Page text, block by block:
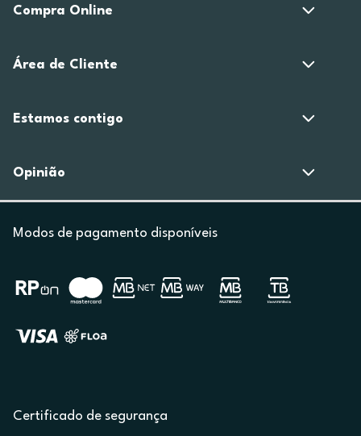
Compra Online
Área de Cliente
Estamos contigo
Opinião
Modos de pagamento disponíveis
Certificado de segurança